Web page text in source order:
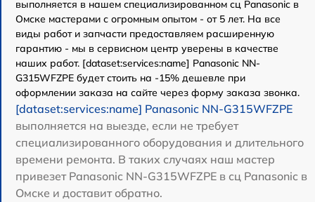
выполняется в нашем специализированном сц Panasonic в
Омске мастерами с огромным опытом - от 5 лет. На все
виды работ и запчасти предоставляем расширенную
гарантию - мы в сервисном центр уверены в качестве
наших работ. [dataset:services:name] Panasonic NN-
G315WFZPE будет стоить на -15% дешевле при
оформлении заказа на сайте через форму заказа звонка.
[dataset:services:name] Panasonic NN-G315WFZPE
выполняется на выезде, если не требует
специализированного оборудования и длительного
времени ремонта. В таких случаях наш мастер
привезет Panasonic NN-G315WFZPE в сц Panasonic в
Омске и доставит обратно.